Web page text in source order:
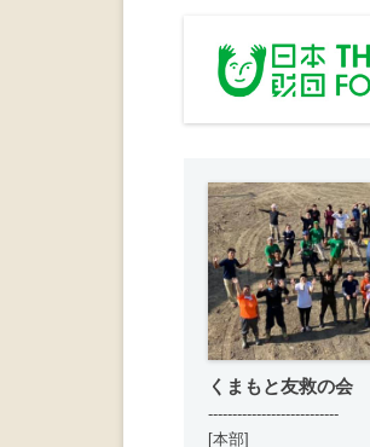
ンテ
くまもと友救の会
---------------------------
[本部]